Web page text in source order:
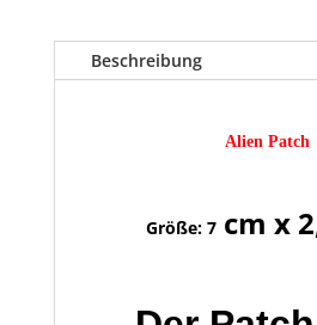
Beschreibung
Alien Patch
Größe: 7cm x